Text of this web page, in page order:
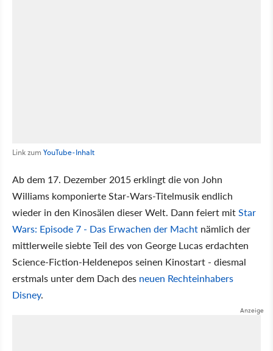
Link zum YouTube-Inhalt
Ab dem 17. Dezember 2015 erklingt die von John
Williams komponierte Star-Wars-Titelmusik endlich
wieder in den Kinosälen dieser Welt. Dann feiert mitStar
Wars: Episode 7 - Das Erwachen der Macht nämlich der
mittlerweile siebte Teil des von George Lucas erdachten
Science-Fiction-Heldenepos seinen Kinostart - diesmal
erstmals unter dem Dach des neuen Rechteinhabers
Disney.